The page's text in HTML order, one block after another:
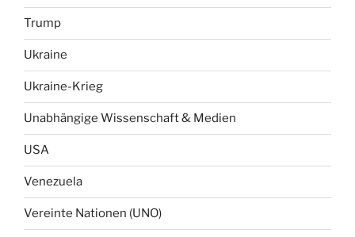
Trump
Ukraine
Ukraine-Krieg
Unabhängige Wissenschaft & Medien
USA
Venezuela
Vereinte Nationen (UNO)